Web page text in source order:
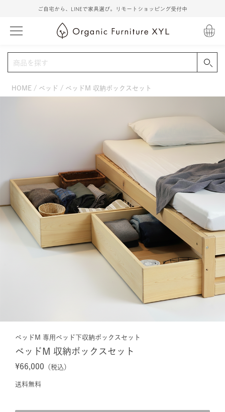
ご自宅から、LINEで家具選び。リモートショッピング受付中
HOME ベッド ベッドM 収納ボックスセット
ベッドM 専用ベッド下収納ボックスセット
ベッドM 収納ボックスセット
¥66,000 （税込）
送料無料